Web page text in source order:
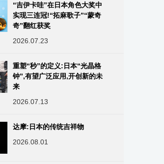
“吉伊卡哇”在日本角色大奖中
实现三连冠!“拓麻歌子”“蒙奇
奇”翻红获奖
2026.07.23
重塑“秒”的定义:日本“光晶格
钟”,有望广泛应用,开创新的未
来
2026.07.13
达摩:日本的传统吉祥物
2026.08.01